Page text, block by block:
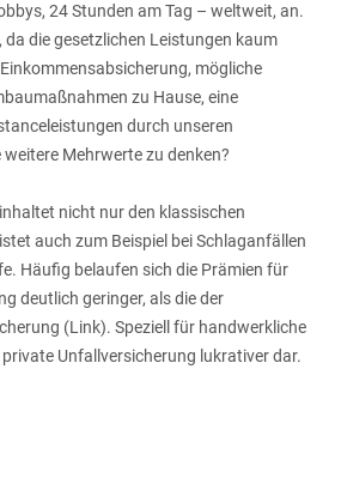
24 Stunden am Tag – weltweit, an.
die gesetzlichen Leistungen kaum
mögliche
zu Hause, eine
durch unseren
Mehrwerte zu denken?
nicht nur den klassischen
auch zum Beispiel bei Schlaganfällen
Häufig belaufen sich die Prämien für
deutlich geringer, als die der
(Link). Speziell für handwerkliche
Unfallversicherung lukrativer dar.